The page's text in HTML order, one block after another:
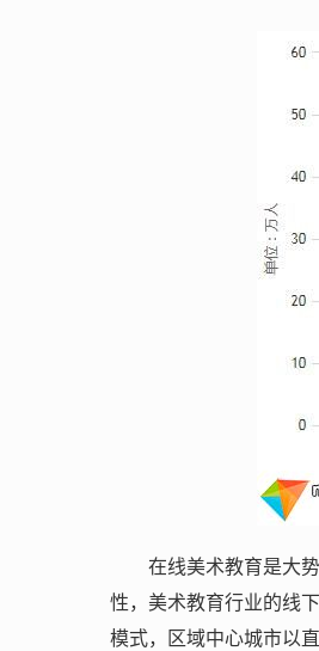
在线美术教育是大
性，美术教育行业的线
模式，区域中心城市以